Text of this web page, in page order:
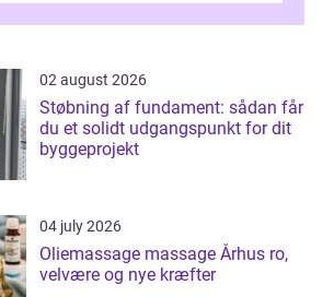
ele...
02 august 2026
Støbning af fundament: sådan får
du et solidt udgangspunkt for dit
byggeprojekt
04 july 2026
Oliemassage massage Århus ro,
velvære og nye kræfter